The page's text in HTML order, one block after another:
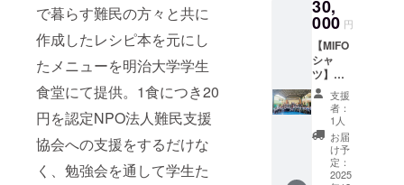
で暮らす難民の方々と共に
作成したレシピ本を元にし
たメニューを明治大学学生
食堂にて提供。1⾷につき20
円を認定NPO法人難⺠⽀援
協会への支援をするだけな
く、勉強会を通して学生た
分間ほ
どのカ
ンボジ
アでの
活動の
様子を
まとめ
た限定
レポー
ト 【サ
ンクス
ター】
30,
000 円
【MIFO
シャ
ツ】今
回の海
外部隊
で着用
する
MIFO
シャ
ツ ＊
支援
者：
1人
お届
け予
定：
2025